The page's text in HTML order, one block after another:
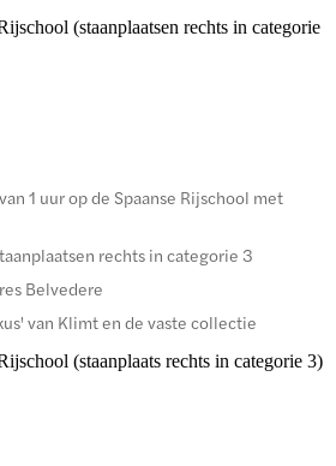
(staanplaatsen rechts in categorie
1 uur op de Spaanse Rijschool met
rechts in categorie 3
Belvedere
van Klimt en de vaste collectie
(staanplaats rechts in categorie 3)